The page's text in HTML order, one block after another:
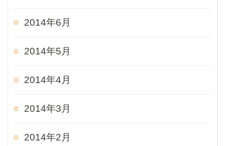
2014年6月
2014年5月
2014年4月
2014年3月
2014年2月